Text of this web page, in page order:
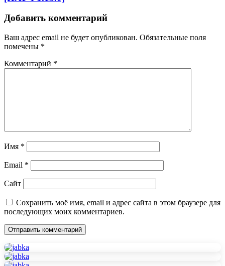
Добавить комментарий
Ваш адрес email не будет опубликован. Обязательные поля
помечены *
Комментарий *
Имя *
Email *
Сайт
Сохранить моё имя, email и адрес сайта в этом браузере для
последующих моих комментариев.